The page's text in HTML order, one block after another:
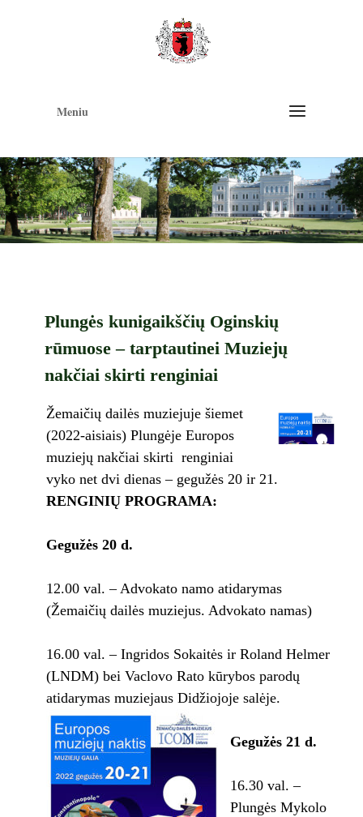
Meniu
Plungės kunigaikščių Oginskių
rūmuose – tarptautinei Muziejų
nakčiai skirti renginiai
Žemaičių dailės muziejuje šiemet
(2022-aisiais) Plungėje Europos
muziejų nakčiai skirti renginiai
vyko net dvi dienas – gegužės 20 ir 21.
RENGINIŲ PROGRAMA:
Gegužės 20 d.
12.00 val. – Advokato namo atidarymas
(Žemaičių dailės muziejus. Advokato namas)
16.00 val. – Ingridos Sokaitės ir Roland Helmer
(LNDM) bei Vaclovo Rato kūrybos parodų
atidarymas muziejaus Didžiojoje salėje.
Gegužės 21 d.
16.30 val. –
Plungės Mykolo